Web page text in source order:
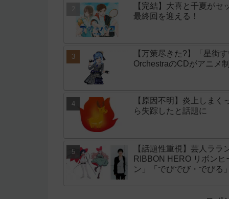
【完結】大喜と千夏が
最終回を迎える！
【万策尽きた?】「星街
OrchestraのCDがアニメ
【原因不明】炎上しま
ら失踪したと話題に
【話題性重視】芸人ラ
RIBBON HERO リボン
ン」「でびでび・でびる